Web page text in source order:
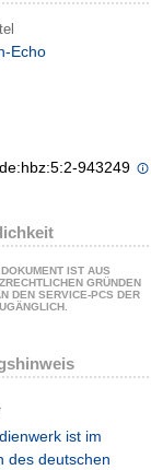
Echo
943249
DOKUMENT IST AUS
GRÜNDEN
DEN SERVICE-PCS DER
ist im
des deutschen